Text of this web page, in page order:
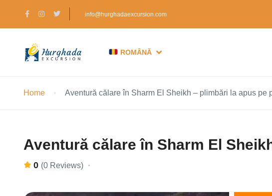
info@hurghadaexcursion.com
ROMÂNĂ
Home Aventură călare în Sharm El Sheikh – plimbări la apus pe
Aventură călare în Sharm El
0 (0 Reviews)